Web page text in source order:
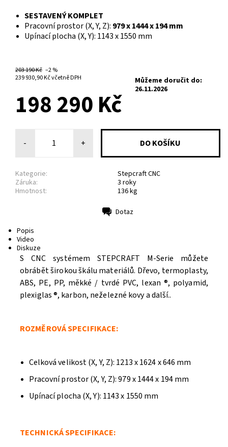
SESTAVENÝ KOMPLET
Pracovní prostor (X, Y, Z): 979 x 1444 x 194 mm
Upínací plocha (X, Y): 1143 x 1550 mm
203 190 Kč –2 %
239 930,90 Kč včetně DPH
Můžeme doručit do:
26.11.2026
198 290 Kč
- +
Kategorie:
Stepcraft CNC
Záruka:
3 roky
Hmotnost:
136 kg
Dotaz
Popis
Video
Diskuze
S CNC systémem STEPCRAFT M-Serie můžete
obrábět širokou škálu materiálů. Dřevo, termoplasty,
ABS, PE, PP, měkké / tvrdé PVC, lexan ®, polyamid,
plexiglas ®, karbon, neželezné kovy a další..
ROZMĚROVÁ SPECIFIKACE:
Celková velikost (X, Y, Z): 1213 x 1624 x 646 mm
Pracovní prostor (X, Y, Z): 979 x 1444 x 194 mm
Upínací plocha (X, Y): 1143 x 1550 mm
TECHNICKÁ SPECIFIKACE: